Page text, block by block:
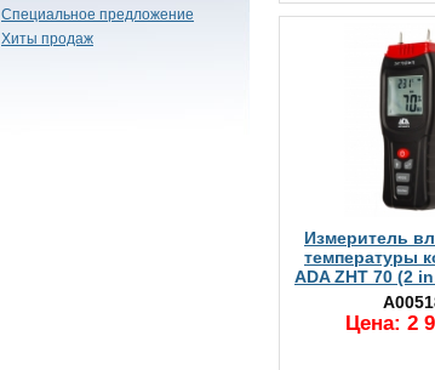
Специальное предложение
Хиты продаж
Измеритель
температуры
ADA ZHT 70 (2
Цена: 2